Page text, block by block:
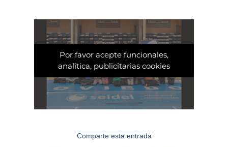
Por favor acepte funcionales,
analítica, publicitarias cookies
Comparte esta entrada